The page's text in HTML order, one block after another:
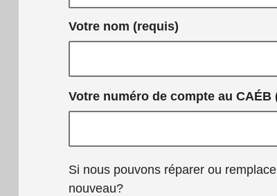
livre est abîmé
ou les étapes
permettant de
Votre nom (requis)
Votre numéro de compte au CAÉB
Si nous pouvons réparer ou
nouveau?